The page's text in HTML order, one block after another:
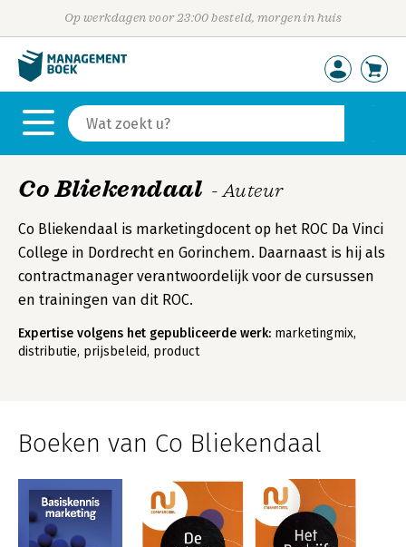
Op werkdagen voor 23:00 besteld, morgen in huis
Co Bliekendaal - Auteur
Co Bliekendaal is marketingdocent op het ROC Da Vinci
College in Dordrecht en Gorinchem. Daarnaast is hij als
contractmanager verantwoordelijk voor de cursussen
en trainingen van dit ROC.
Expertise volgens het gepubliceerde werk: marketingmix,
distributie, prijsbeleid, product
Boeken van Co Bliekendaal